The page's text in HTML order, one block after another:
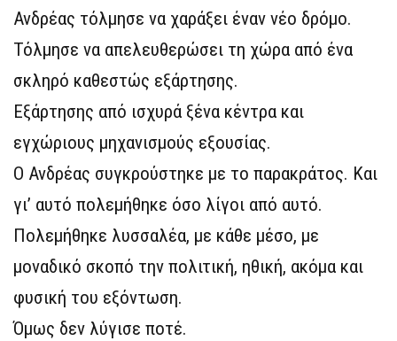
Ανδρέας τόλμησε να χαράξει έναν νέο δρόμο.
Τόλμησε να απελευθερώσει τη χώρα από ένα
σκληρό καθεστώς εξάρτησης.
Εξάρτησης από ισχυρά ξένα κέντρα και
εγχώριους μηχανισμούς εξουσίας.
Ο Ανδρέας συγκρούστηκε με το παρακράτος. Και
γι’ αυτό πολεμήθηκε όσο λίγοι από αυτό.
Πολεμήθηκε λυσσαλέα, με κάθε μέσο, με
μοναδικό σκοπό την πολιτική, ηθική, ακόμα και
φυσική του εξόντωση.
Όμως δεν λύγισε ποτέ.